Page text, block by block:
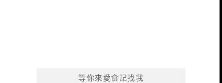
等你來愛食記找我